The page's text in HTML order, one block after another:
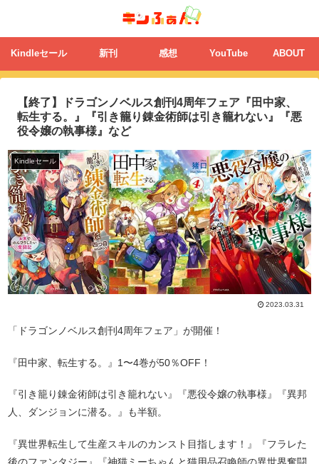
Kindleセール 新刊 感想 YouTube ABOUT
【終了】ドラゴンノベルス創刊4周年フェア『田中家、
転生する。』『引き籠り錬金術師は引き籠れない』『悪
役令嬢の執事様』など
Kindleセール
2023.03.31
「ドラゴンノベルス創刊4周年フェア」が開催！
『田中家、転生する。』1〜4巻が50％OFF！
『引き籠り錬金術師は引き籠れない』『悪役令嬢の執事様』『異邦
人、ダンジョンに潜る。』も半額。
『異世界転生して生産スキルのカンスト目指します！』『フラレた
後のファンタジー』『神猫ミーちゃんと猫用品召喚師の異世界奮闘